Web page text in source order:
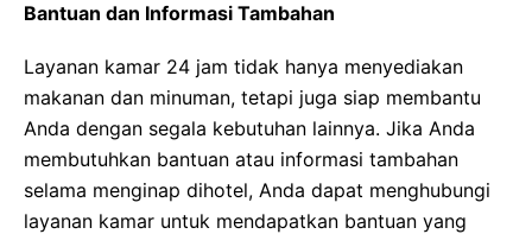
Bantuan dan Informasi Tambahan
Layanan kamar 24 jam tidak hanya menyediakan
makanan dan minuman, tetapi juga siap membantu
Anda dengan segala kebutuhan lainnya. Jika Anda
membutuhkan bantuan atau informasi tambahan
selama menginap dihotel, Anda dapat menghubungi
layanan kamar untuk mendapatkan bantuan yang